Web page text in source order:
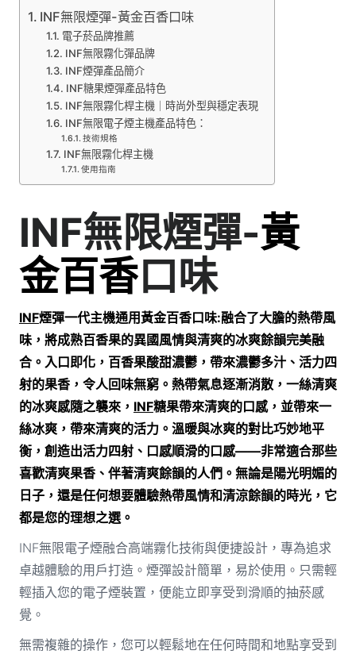
INF無限煙彈-黃金百香口味
電子菸品牌推薦
INF無限霧化彈品牌
INF煙彈產品簡介
INF糖果煙彈產品特色
INF無限霧化桿主機｜時尚外型與穩定表現
INF無限電子煙主機產品特色：
技術規格
INF無限霧化桿主機
使用指南
INF無限煙彈-黃
金百香口味
INF煙彈一代主機通用黃金百香口味:融合了大膽的熱帶風
味，將成熟百香果的異國風情與清爽的冰爽餘韻完美融
合。入口即化，百香果酸甜濃鬱，帶來濃鬱多汁、活力四
射的果香，令人回味無窮。熱帶氣息逐漸消散，一絲清爽
的冰爽感隨之襲來， INF糖果帶來清爽的口感，並帶來一
絲冰爽，帶來清爽的活力。溫暖與冰爽的對比巧妙地平
衡，創造出活力四射、口感順滑的口感——非常適合那些
喜歡清爽果香、伴著清爽餘韻的人們。無論是陽光明媚的
日子，還是任何想要體驗熱帶風情和清涼餘韻的時光，它
都是您的理想之選。
INF無限電子煙融合高端霧化技術與便捷設計，專為追求
卓越體驗的用戶打造。煙彈設計簡單，易於使用。只需輕
輕插入您的電子煙裝置，便能立即享受到滑順的抽菸感
覺。
無需複雜的操作，您可以輕鬆地在任何時間和地點享受到